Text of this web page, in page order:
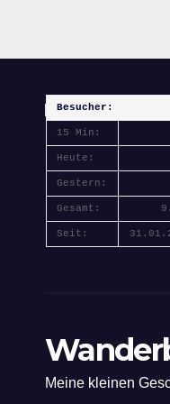
Besucher:
15 Min:
Heute:
Gestern:
Gesamt:
Seit:
Meine kleinen